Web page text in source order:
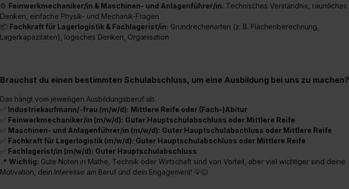
⚙ Feinwerkmechaniker/in & Maschinen- und Anlagenführer/in: Technisches Verständnis, räumliches
Denken, einfache Physik- und Mechanik-Fragen
📦 Fachkraft für Lagerlogistik & Fachlagerist/in: Grundrechenarten (z. B. Flächenberechnung,
Lagerkapazitäten), logisches Denken, Organisation
Brauchst du einen bestimmten Schulabschluss, um eine Ausbildung bei uns zu machen?
Das hängt vom jeweiligen Ausbildungsberuf ab.
✅ Industriekaufmann/-frau (m/w/d): Mittlere Reife oder (Fach-)Abitur
✅ Feinwerkmechaniker/in (m/w/d): Guter Hauptschulabschluss oder Mittlere Reife
✅ Maschinen- und Anlagenführer/in (m/w/d): Guter Hauptschulabschluss oder Mittlere Reife
✅ Fachkraft für Lagerlogistik (m/w/d): Guter Hauptschulabschluss oder Mittlere Reife
✅ Fachlagerist/in (m/w/d): Guter Hauptschulabschluss
📍Wichtig: Gute Noten in Mathe, Technik oder Wirtschaft sind von Vorteil, aber viel wichtiger sind deine
Motivation, dein Interesse am Beruf und dein Engagement! 💡😊